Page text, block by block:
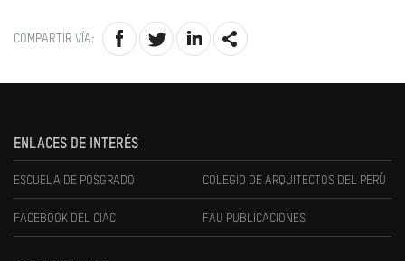
COMPARTIR VÍA:
ENLACES DE INTERÉS
ESCUELA DE POSGRADO COLEGIO DE ARQUITECTOS DEL PERÚ
FACEBOOK DEL CIAC FAU PUBLICACIONES